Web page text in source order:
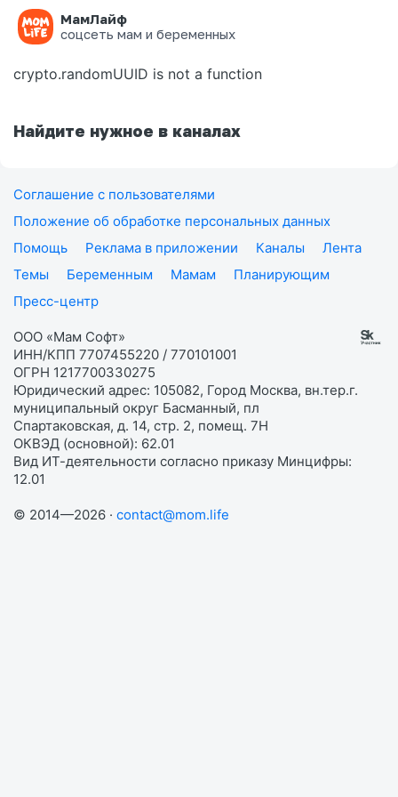
МамЛайф
соцсеть мам и беременных
Ошибка на странице
crypto.randomUUID is not a function
Найдите нужное в каналах
Соглашение с пользователями
Положение об обработке персональных данных
Помощь
Реклама в приложении Каналы
Лента
Темы
Беременным Мамам
Планирующим
Пресс-центр
ООО «Мам Софт»
ИНН/КПП 7707455220 / 770101001
ОГРН 1217700330275
Юридический адрес: 105082, Город Москва, вн.тер.г.
муниципальный округ Басманный, пл
Спартаковская, д. 14, стр. 2, помещ. 7Н
ОКВЭД (основной): 62.01
Вид ИТ-деятельности согласно приказу Минцифры:
12.01
© 2014—2026 · contact@mom.life